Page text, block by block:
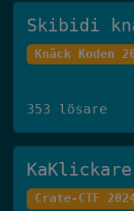
Skibidi
Knäck Koden
353 lösare
KaKlickare
Crate-CTF